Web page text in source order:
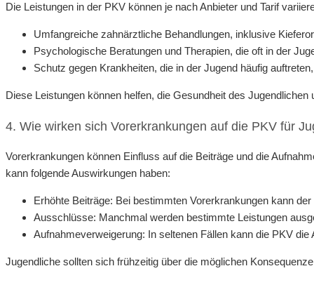
Die Leistungen in der PKV können je nach Anbieter und Tarif
Umfangreiche zahnärztliche Behandlungen, inklusive
Psychologische Beratungen und Therapien, die oft in der
Schutz gegen Krankheiten, die in der Jugend häufig
Diese Leistungen können helfen, die Gesundheit des
4. Wie wirken sich Vorerkrankungen auf die PKV für
Vorerkrankungen können Einfluss auf die Beiträge und die
kann folgende Auswirkungen haben:
Erhöhte Beiträge: Bei bestimmten Vorerkrankungen kann
Ausschlüsse: Manchmal werden bestimmte Leistungen
Aufnahmeverweigerung: In seltenen Fällen kann die PKV
Jugendliche sollten sich frühzeitig über die möglichen